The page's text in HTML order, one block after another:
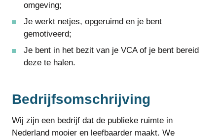
omgeving;
Je werkt netjes, opgeruimd en je bent
gemotiveerd;
Je bent in het bezit van je VCA of je bent bereid
deze te halen.
Bedrijfsomschrijving
Wij zijn een bedrijf dat de publieke ruimte in
Nederland mooier en leefbaarder maakt. We